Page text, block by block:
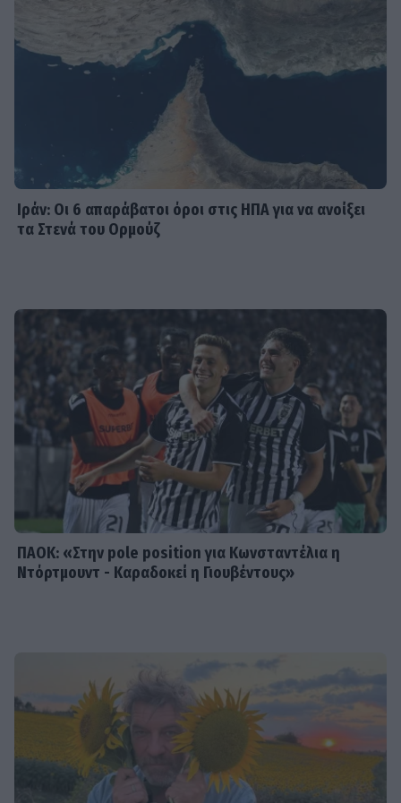
Δύο μαύρα πουκάμισα spoiler: Η
άφιξη της Μαρκέλλας φέρνει κι ένα
θαμμένο μυστικό από την Κρήτη
Βανέσα Αδαμοπούλου: «Η φήμη
χρειάζεται σιωπή»
δολοφόνος! Το νυφικό με το
κρυμμένο μαχαίρι και η αιματηρή
εκδίκηση
SHOWBIZ
Γεράσιμος Γεννατάς: «Ζούμε σε μια
εποχή που ντροπιάζει το ανθρώπινο
πλάσμα»
Ιράν: Οι 6 απαράβατοι όροι στις ΗΠΑ για να ανοίξει
τα Στενά του Ορμούζ
ΠΑΟΚ: «Στην pole position για Κωνσταντέλια η
Ντόρτμουντ - Καραδοκεί η Γιουβέντους»